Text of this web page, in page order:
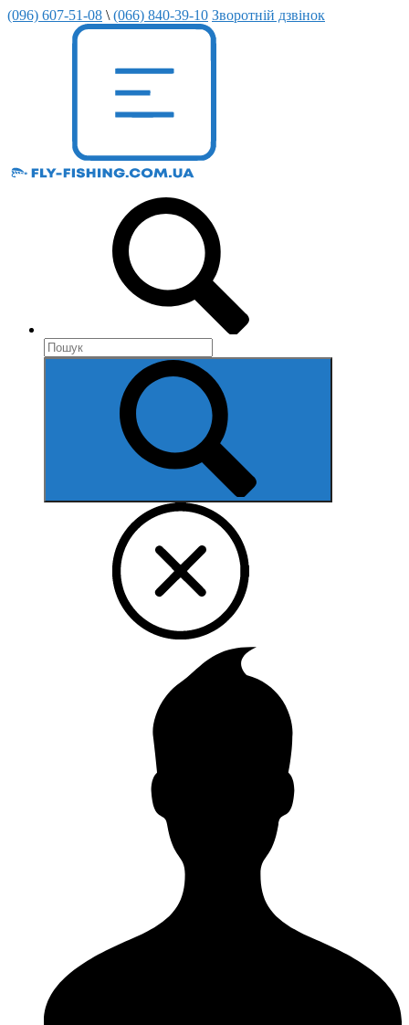
(096) 607-51-08 \ (066) 840-39-10 Зворотній дзвінок